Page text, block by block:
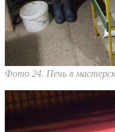
Фото 24. Печь в